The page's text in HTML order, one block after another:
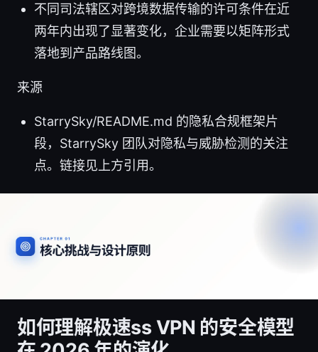
不同司法辖区对跨境数据传输的许可条件在近
两年内出现了显著变化，企业需要以矩阵形式
落地到产品路线图。
来源
StarrySky/README.md 的隐私合规框架片
段，StarrySky 团队对隐私与威胁检测的关注
点。链接见上方引用。
如何理解极速ss VPN 的安全模型